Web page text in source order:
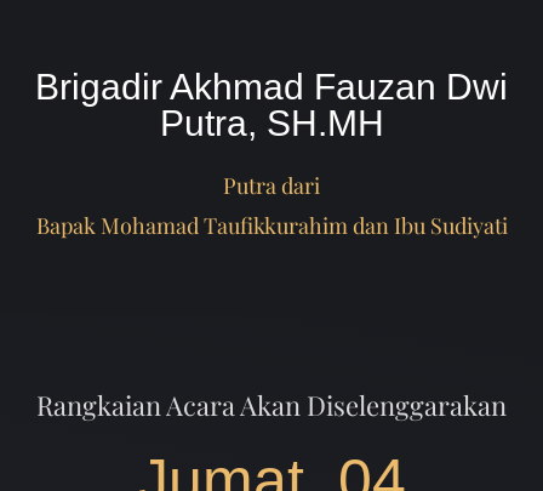
Brigadir Akhmad Fauzan Dwi
Putra, SH.MH
Putra dari
Bapak Mohamad Taufikkurahim dan Ibu Sudiyati
Rangkaian Acara Akan Diselenggarakan